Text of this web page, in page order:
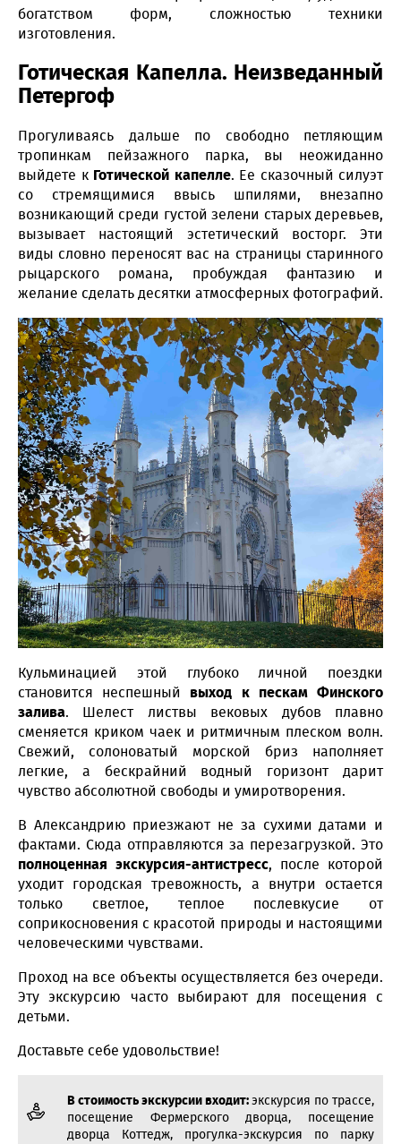
богатством форм, сложностью техники
изготовления.
Готическая Капелла. Неизведанный
Петергоф
Прогуливаясь дальше по свободно петляющим
тропинкам пейзажного парка, вы неожиданно
выйдете к Готической капелле. Ее сказочный силуэт
со стремящимися ввысь шпилями, внезапно
возникающий среди густой зелени старых деревьев,
вызывает настоящий эстетический восторг. Эти
виды словно переносят вас на страницы старинного
рыцарского романа, пробуждая фантазию и
желание сделать десятки атмосферных фотографий.
Кульминацией этой глубоко личной поездки
становится неспешный выход к пескам Финского
залива. Шелест листвы вековых дубов плавно
сменяется криком чаек и ритмичным плеском волн.
Свежий, солоноватый морской бриз наполняет
легкие, а бескрайний водный горизонт дарит
чувство абсолютной свободы и умиротворения.
В Александрию приезжают не за сухими датами и
фактами. Сюда отправляются за перезагрузкой. Это
полноценная экскурсия-антистресс, после которой
уходит городская тревожность, а внутри остается
только светлое, теплое послевкусие от
соприкосновения с красотой природы и настоящими
человеческими чувствами.
Проход на все объекты осуществляется без очереди.
Эту экскурсию часто выбирают для посещения с
детьми.
Доставьте себе удовольствие!
В стоимость экскурсии входит: экскурсия по трассе,
посещение Фермерского дворца, посещение
дворца Коттедж, прогулка-экскурсия по парку